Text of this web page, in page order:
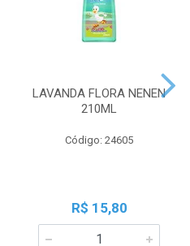
LAVANDA FLORA NENEN
210ML
Código: 24605
R$ 15,80